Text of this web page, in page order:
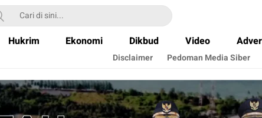
Hukrim Ekonomi Dikbud Video
Disclaimer Pedoman Media Siber